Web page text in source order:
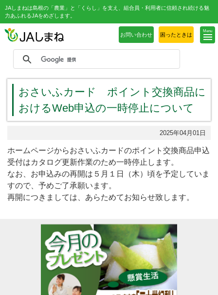
JAしまねは島根の「農業」と「くらし」を支え、組合員・利用者に信頼され続ける魅
力あふれるJAをめざします。
Menu
お問い合わせ 困ったときは
おさいふカード ポイント交換商品に
おけるWeb申込の一時停止について
2025年04月01日
ホームページからおさいふカードのポイント交換商品申込
受付はカタログ更新作業のため一時停止します。
なお、お申込みの再開は５月１日（木）頃を予定していま
すので、予めご了承願います。
再開につきましては、あらためてお知らせ致します。